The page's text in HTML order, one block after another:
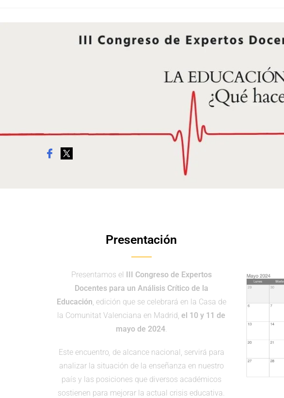
Presentación
Presentamos el III Congreso de Expertos
Docentes para un Análisis Crítico de la
Educación, edición que se celebrará en la Casa de
la Comunitat Valenciana en Madrid, el 10 y 11 de
mayo de 2024.
Este encuentro, de alcance nacional, servirá para
analizar la situación de la enseñanza en nuestro
país y las posiciones que diversos académicos
sostienen para mejorar la actual crisis educativa.